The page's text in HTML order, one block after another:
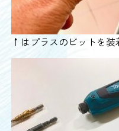
↑はプラスのビットを装